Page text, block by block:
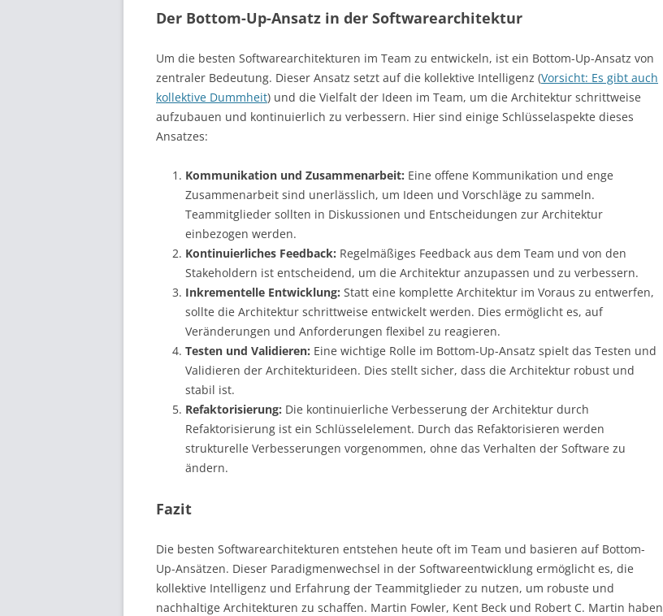
Der Bottom-Up-Ansatz in der Softwarearchitektur
Um die besten Softwarearchitekturen im Team zu entwickeln, ist ein Bottom-Up-Ansatz von
zentraler Bedeutung. Dieser Ansatz setzt auf die kollektive Intelligenz (Vorsicht: Es gibt auch
kollektive Dummheit) und die Vielfalt der Ideen im Team, um die Architektur schrittweise
aufzubauen und kontinuierlich zu verbessern. Hier sind einige Schlüsselaspekte dieses
Ansatzes:
Kommunikation und Zusammenarbeit: Eine offene Kommunikation und enge
Zusammenarbeit sind unerlässlich, um Ideen und Vorschläge zu sammeln.
Teammitglieder sollten in Diskussionen und Entscheidungen zur Architektur
einbezogen werden.
Kontinuierliches Feedback: Regelmäßiges Feedback aus dem Team und von den
Stakeholdern ist entscheidend, um die Architektur anzupassen und zu verbessern.
Inkrementelle Entwicklung: Statt eine komplette Architektur im Voraus zu entwerfen,
sollte die Architektur schrittweise entwickelt werden. Dies ermöglicht es, auf
Veränderungen und Anforderungen flexibel zu reagieren.
Testen und Validieren: Eine wichtige Rolle im Bottom-Up-Ansatz spielt das Testen und
Validieren der Architekturideen. Dies stellt sicher, dass die Architektur robust und
stabil ist.
Refaktorisierung: Die kontinuierliche Verbesserung der Architektur durch
Refaktorisierung ist ein Schlüsselelement. Durch das Refaktorisieren werden
strukturelle Verbesserungen vorgenommen, ohne das Verhalten der Software zu
ändern.
Fazit
Die besten Softwarearchitekturen entstehen heute oft im Team und basieren auf Bottom-
Up-Ansätzen. Dieser Paradigmenwechsel in der Softwareentwicklung ermöglicht es, die
kollektive Intelligenz und Erfahrung der Teammitglieder zu nutzen, um robuste und
nachhaltige Architekturen zu schaffen. Martin Fowler, Kent Beck und Robert C. Martin haben